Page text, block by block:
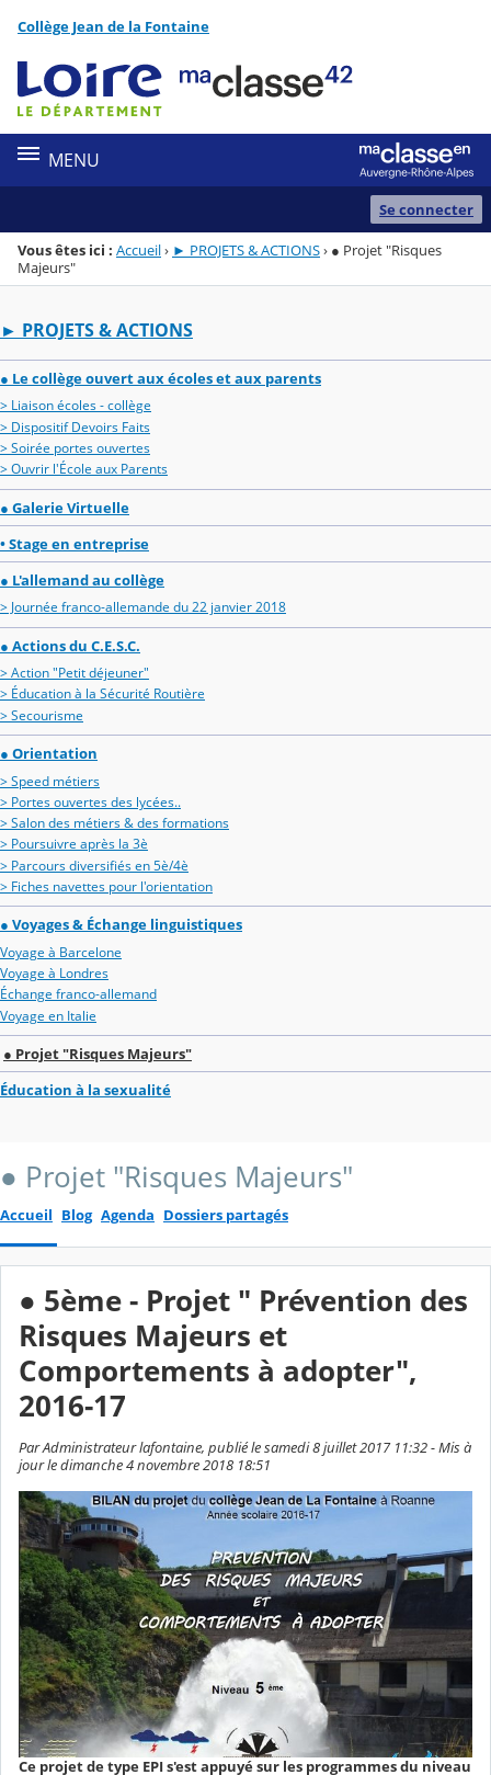
Menu de la rubrique
Contenu
Collège Jean de la Fontaine
MENU
Se connecter
Vous êtes ici : Accueil› ► PROJETS & ACTIONS› ● Projet "Risques
Majeurs"
► PROJETS & ACTIONS
● Le collège ouvert aux écoles et aux parents
> Liaison écoles - collège
> Dispositif Devoirs Faits
> Soirée portes ouvertes
> Ouvrir l'École aux Parents
● Galerie Virtuelle
• Stage en entreprise
● L'allemand au collège
> Journée franco-allemande du 22 janvier 2018
● Actions du C.E.S.C.
> Action "Petit déjeuner"
> Éducation à la Sécurité Routière
> Secourisme
● Orientation
> Speed métiers
> Portes ouvertes des lycées..
> Salon des métiers & des formations
> Poursuivre après la 3è
> Parcours diversifiés en 5è/4è
> Fiches navettes pour l'orientation
● Voyages & Échange linguistiques
Voyage à Barcelone
Voyage à Londres
Échange franco-allemand
Voyage en Italie
● Projet "Risques Majeurs"
Éducation à la sexualité
● Projet "Risques Majeurs"
Accueil Blog Agenda Dossiers partagés
● 5ème - Projet " Prévention des
Risques Majeurs et
Comportements à adopter",
2016-17
Par Administrateur lafontaine, publié le samedi 8 juillet 2017 11:32 - Mis à
jour le dimanche 4 novembre 2018 18:51
Ce projet de type EPI s'est appuyé sur les programmes du niveau